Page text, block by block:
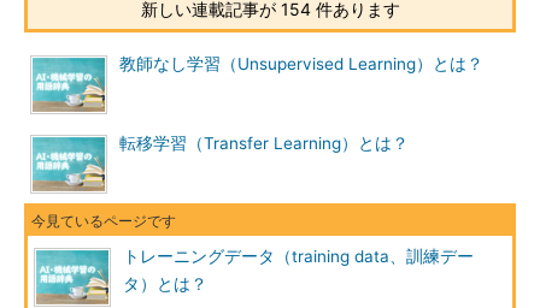
新しい連載記事が 154 件あります
教師なし学習（Unsupervised Learning）とは？
転移学習（Transfer Learning）とは？
トレーニングデータ（training data、訓練デー
タ）とは？